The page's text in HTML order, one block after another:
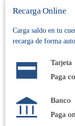
Recarga Online
Carga saldo en tu
recarga de forma
Tarjeta
Paga
Banco
Paga